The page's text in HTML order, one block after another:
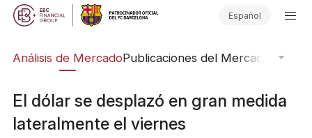
Español
Análisis de MercadoPublicaciones del Mercado
El dólar se desplazó en gran medida
lateralmente el viernes